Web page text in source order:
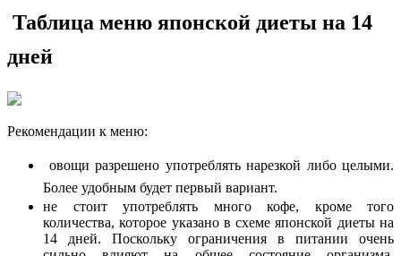
Таблица меню японской диеты на 14
дней
Рекомендации к меню:
овощи разрешено употреблять нарезкой либо целыми.
Более удобным будет первый вариант.
не стоит употреблять много кофе, кроме того
количества, которое указано в схеме японской диеты на
14 дней. Поскольку ограничения в питании очень